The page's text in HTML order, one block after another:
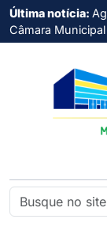
Última notícia:
Câmara